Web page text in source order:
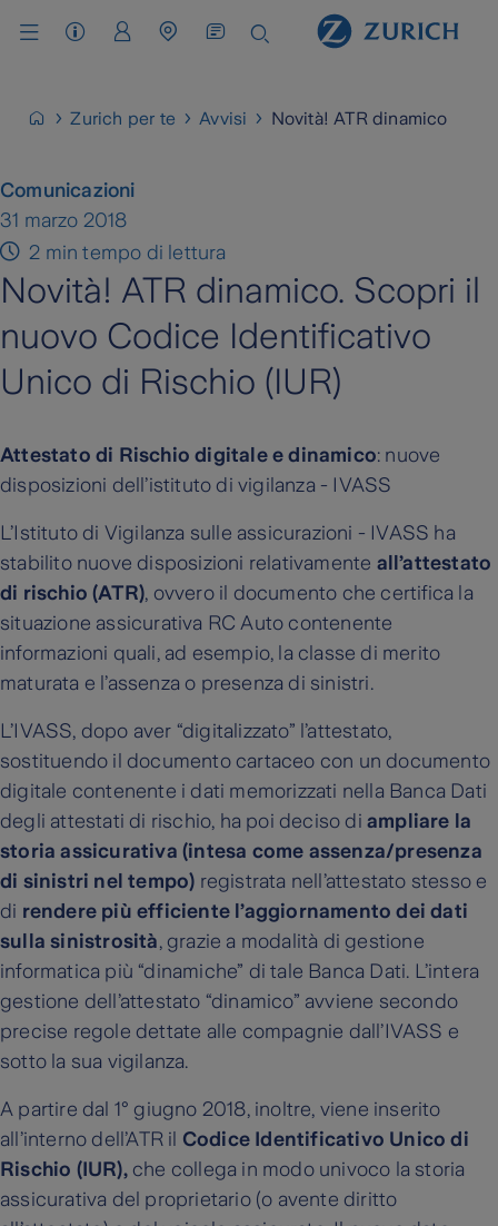
Zurich per te Avvisi Novità! ATR dinamico
Comunicazioni
31 marzo 2018
2 min tempo di lettura
Novità! ATR dinamico. Scopri il
nuovo Codice Identificativo
Unico di Rischio (IUR)
Attestato di Rischio digitale e dinamico: nuove
disposizioni dell’istituto di vigilanza - IVASS
L’Istituto di Vigilanza sulle assicurazioni - IVASS ha
stabilito nuove disposizioni relativamente all’attestato
di rischio (ATR), ovvero il documento che certifica la
situazione assicurativa RC Auto contenente
informazioni quali, ad esempio, la classe di merito
maturata e l’assenza o presenza di sinistri.
L’IVASS, dopo aver “digitalizzato” l’attestato,
sostituendo il documento cartaceo con un documento
digitale contenente i dati memorizzati nella Banca Dati
degli attestati di rischio, ha poi deciso diampliare la
storia assicurativa (intesa come assenza/presenza
di sinistri nel tempo) registrata nell’attestato stesso e
di rendere più efficiente l’aggiornamento dei dati
sulla sinistrosità, grazie a modalità di gestione
informatica più “dinamiche” di tale Banca Dati. L’intera
gestione dell’attestato “dinamico” avviene secondo
precise regole dettate alle compagnie dall’IVASS e
sotto la sua vigilanza.
A partire dal 1° giugno 2018, inoltre, viene inserito
all’interno dell’ATR il Codice Identificativo Unico di
Rischio (IUR),che collega in modo univoco la storia
assicurativa del proprietario (o avente diritto